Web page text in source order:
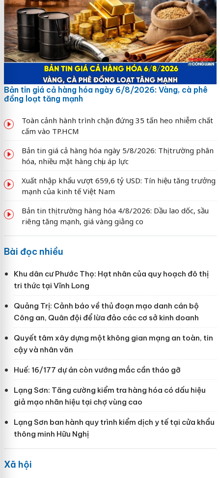
Bản tin giá cả hàng hóa ngày 6/8/2026: Vàng, cà phê
đồng loạt tăng mạnh
Toàn cảnh hành trình chặn đứng 35 tấn heo nhiễm chất
cấm vào TP.HCM
Bản tin giá cả hàng hóa ngày 5/8/2026: Thị trường phân
hóa, nhiều mặt hàng chịu áp lực
Xuất nhập khẩu vượt 659,6 tỷ USD: Tín hiệu tăng trưởng
mạnh của kinh tế Việt Nam
Bản tin thị trường hàng hóa 4/8/2026: Dầu lao dốc, sầu
riêng tăng mạnh, giá vàng giằng co
Bài đọc nhiều
Khu dân cư Phước Thọ: Hạt nhân của quy hoạch đô thị
tri thức tại Vĩnh Long
Quảng Trị: Cảnh báo về thủ đoạn mạo danh cán bộ
Công an, Quân đội để lừa đảo các cơ sở kinh doanh
Quyết tâm xây dựng một không gian mạng an toàn, tin
cậy và nhân văn
Huế: 16/177 dự án còn vướng mắc cần tháo gỡ
Lạng Sơn: Tăng cường kiểm tra hàng hóa có dấu hiệu
giả mạo nhãn hiệu tại chợ vùng cao
Lạng Sơn ban hành quy trình kiểm dịch y tế tại cửa khẩu
thông minh Hữu Nghị
Xã hội